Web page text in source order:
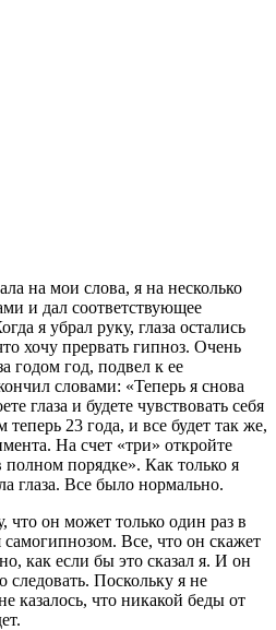
на мои слова, я на несколько
и дал соответствующее
я убрал руку, глаза остались
хочу прервать гипноз. Очень
годом год, подвел к ее
словами: «Теперь я снова
глаза и будете чувствовать себя
23 года, и все будет так же,
На счет «три» откройте
полном порядке». Как только я
глаза. Все было нормально.
он может только один раз в
самогипнозом. Все, что он скажет
как если бы это сказал я. И он
следовать. Поскольку я не
казалось, что никакой беды от